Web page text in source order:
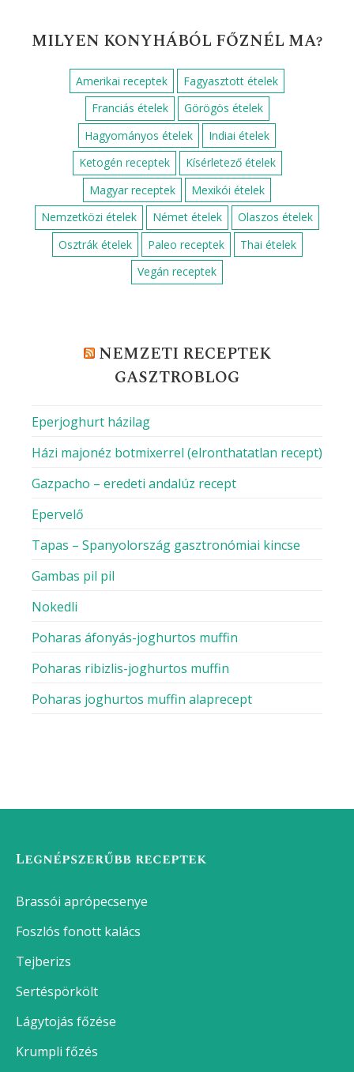
MILYEN KONYHÁBÓL FŐZNÉL MA?
Amerikai receptek
Fagyasztott ételek
Franciás ételek
Görögös ételek
Hagyományos ételek
Indiai ételek
Ketogén receptek
Kísérletező ételek
Magyar receptek
Mexikói ételek
Nemzetközi ételek
Német ételek
Olaszos ételek
Osztrák ételek
Paleo receptek
Thai ételek
Vegán receptek
NEMZETI RECEPTEK
GASZTROBLOG
Eperjoghurt házilag
Házi majonéz botmixerrel (elronthatatlan recept)
Gazpacho – eredeti andalúz recept
Epervelő
Tapas – Spanyolország gasztronómiai kincse
Gambas pil pil
Nokedli
Poharas áfonyás-joghurtos muffin
Poharas ribizlis-joghurtos muffin
Poharas joghurtos muffin alaprecept
Legnépszerűbb receptek
Brassói aprópecsenye
Foszlós fonott kalács
Tejberizs
Sertéspörkölt
Lágytojás főzése
Krumpli főzés